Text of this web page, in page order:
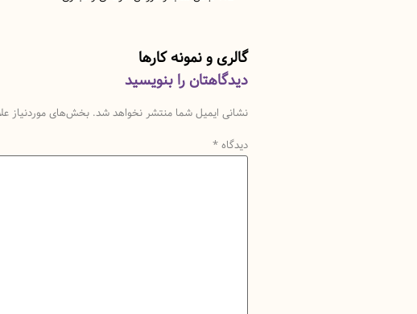
گالری و نمونه کارها
دیدگاهتان را بنویسید
نشانی ایمیل شما منتشر نخواهد شد. بخش‌های موردنیاز
دیدگاه *